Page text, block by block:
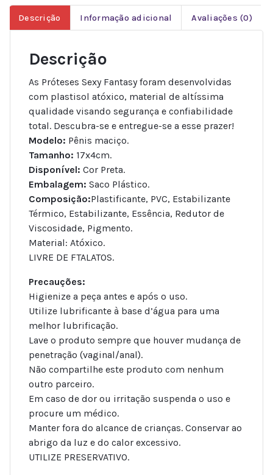
Descrição Informação adicional Avaliações (0)
Descrição
As Próteses Sexy Fantasy foram desenvolvidas
com plastisol atóxico, material de altíssima
qualidade visando segurança e confiabilidade
total. Descubra-se e entregue-se a esse prazer!
Modelo: Pênis maciço.
Tamanho: 17x4cm.
Disponível: Cor Preta.
Embalagem: Saco Plástico.
Composição:Plastificante, PVC, Estabilizante
Térmico, Estabilizante, Essência, Redutor de
Viscosidade, Pigmento.
Material: Atóxico.
LIVRE DE FTALATOS.
Precauções:
Higienize a peça antes e após o uso.
Utilize lubrificante à base d’água para uma
melhor lubrificação.
Lave o produto sempre que houver mudança de
penetração (vaginal/anal).
Não compartilhe este produto com nenhum
outro parceiro.
Em caso de dor ou irritação suspenda o uso e
procure um médico.
Manter fora do alcance de crianças. Conservar ao
abrigo da luz e do calor excessivo.
UTILIZE PRESERVATIVO.